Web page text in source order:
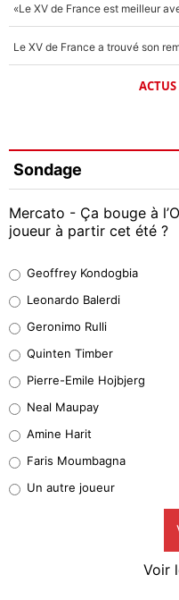
Sondage
Mercato - Ça bouge à
joueur à partir cet été ?
38%
32%
5%
1%
9%
Geoffrey Kondogbia
Leonardo Balerdi
Geronimo Rulli
Quinten Timber
Pierre-Emile Hojbjerg
Neal Maupay
Amine Harit
Faris Moumbagna
Un autre joueur
Voir